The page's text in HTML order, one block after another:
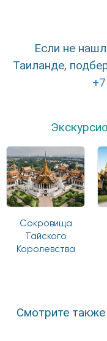
Если не
Таиланде,
Сокровища
Тайского
Королевства
Смотрите